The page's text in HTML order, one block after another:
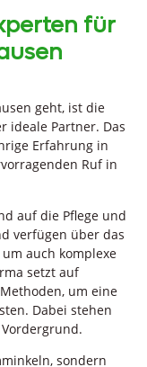
für
geht, ist die
ideale Partner. Das
Erfahrung in
Ruf in
auf die Pflege und
verfügen über das
auch komplexe
setzt auf
um eine
Dabei stehen
sondern